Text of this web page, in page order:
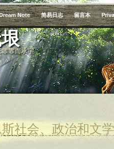
Note 简易日志 留言本
霏而承宇
社会、政治和文